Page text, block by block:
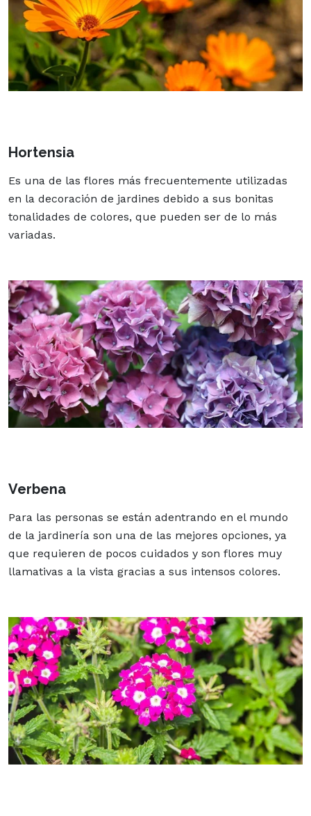
Hortensia
Es una de las flores más frecuentemente utilizadas
en la decoración de jardines debido a sus bonitas
tonalidades de colores, que pueden ser de lo más
variadas.
Verbena
Para las personas se están adentrando en el mundo
de la jardinería son una de las mejores opciones, ya
que requieren de pocos cuidados y son flores muy
llamativas a la vista gracias a sus intensos colores.